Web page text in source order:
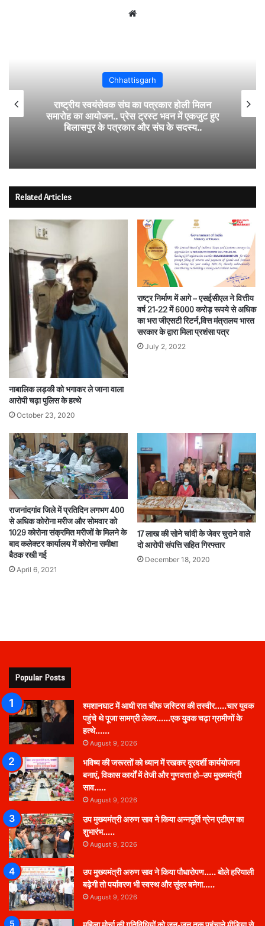
Chhattisgarh
राष्ट्रीय स्वयंसेवक संघ का पत्रकार होली मिलन
समारोह का आयोजन.. प्रेस ट्रस्ट भवन में एकजुट हुए
बिलासपुर के पत्रकार और संघ के सदस्य..
Related Articles
नाबालिक लड़की को भगाकर ले जाना वाला
आरोपी चढ़ा पुलिस के हत्थे
October 23, 2020
राष्ट्र निर्माण में आगे – एसईसीएल ने वित्तीय
वर्ष 21-22 में 6000 करोड़ रूपये से अधिक
का भरा जीएसटी रिटर्न,वित्त मंत्रालय भारत
सरकार के द्वारा मिला प्रशंसा पत्र
July 2, 2022
राजनांदगांव जिले में प्रतिदिन लगभग 400
से अधिक कोरोना मरीज और सोमवार को
1029 कोरोना संक्रमित मरीजों के मिलने के
बाद कलेक्टर कार्यालय में कोरोना समीक्षा
बैठक रखी गई
April 6, 2021
17 लाख की सोने चांदी के जेवर चुराने वाले
दो आरोपी संपत्ति सहित गिरफ्तार
December 18, 2020
Popular Posts
श्मशानघाट में आधी रात चीफ जस्टिस की तस्वीर…..चार युवक
पहुंचे थे पूजा सामग्री लेकर……एक युवक चढ़ा ग्रामीणों के
हत्थे……
August 9, 2026
भविष्य की जरूरतों को ध्यान में रखकर दूरदर्शी कार्ययोजना
बनाएं, विकास कार्यों में तेजी और गुणवत्ता हो–उप मुख्यमंत्री
साव…..
August 9, 2026
उप मुख्यमंत्री अरुण साव ने किया अन्नपूर्ति ग्रेन एटीएम का
शुभारंभ…..
August 9, 2026
उप मुख्यमंत्री अरुण साव ने किया पौधारोपण….. बोले हरियाली
बढ़ेगी तो पर्यावरण भी स्वस्थ और सुंदर बनेगा…..
August 9, 2026